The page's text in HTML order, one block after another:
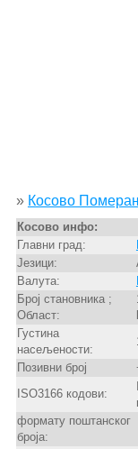
» Косово
Косово инфо:
Главни град:
Језици:
Валута:
Број становника ;
Област:
Густина
насељености:
Позивни број
ISO3166 кодови:
формату поштанског
броја: